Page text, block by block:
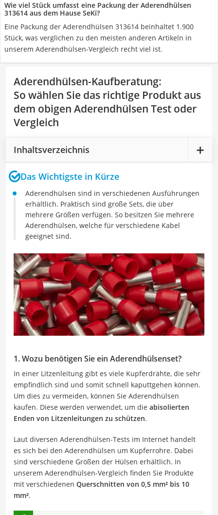
Wie viel Stück umfasst eine Packung der Aderendhülsen
313614 aus dem Hause SeKi?
Eine Packung der Aderendhülsen 313614 beinhaltet 1.900
Stück, was verglichen zu den meisten anderen Artikeln in
unserem Aderendhülsen-Vergleich recht viel ist.
Aderendhülsen-Kaufberatung:
So wählen Sie das richtige Produkt aus
dem obigen Aderendhülsen Test oder
Vergleich
Inhaltsverzeichnis
Das Wichtigste in Kürze
Aderendhülsen sind in verschiedenen Ausführungen
erhältlich. Praktisch sind große Sets, die über
mehrere Größen verfügen. So besitzen Sie mehrere
Aderendhülsen, welche für verschiedene Kabel
geeignet sind.
1. Wozu benötigen Sie ein Aderendhülsenset?
In einer Litzenleitung gibt es viele Kupferdrähte, die sehr
empfindlich sind und somit schnell kaputtgehen können.
Um dies zu vermeiden, können Sie Aderendhülsen
kaufen. Diese werden verwendet, um die abisolierten
Enden von Litzenleitungen zu schützen.
Laut diversen Aderendhülsen-Tests im Internet handelt
es sich bei den Aderendhülsen um Kupferrohre. Dabei
sind verschiedene Größen der Hülsen erhältlich. In
unserem Aderendhülsen-Vergleich finden Sie Produkte
mit verschiedenen Querschnitten von 0,5 mm² bis 10
mm².